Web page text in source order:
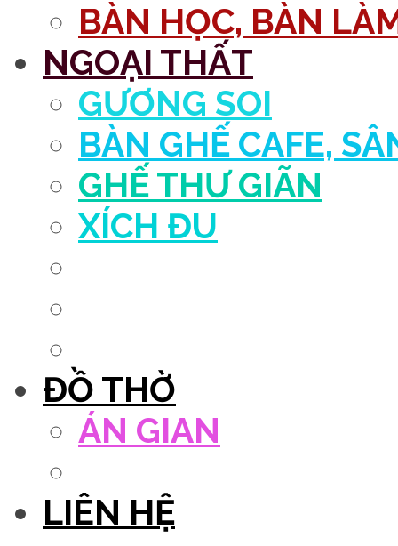
BÀN HỌC, BÀN
NGOẠI THẤT
GƯƠNG SOI
BÀN GHẾ CAFE,
GHẾ THƯ GIÃN
XÍCH ĐU
ĐỒ THỜ
ÁN GIAN
LIÊN HỆ